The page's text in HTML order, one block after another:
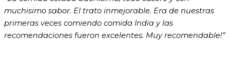
muchisimo sabor. El trato inmejorable. Era de nuestras
primeras veces comiendo comida India y las
recomendaciones fueron excelentes. Muy recomendable!”